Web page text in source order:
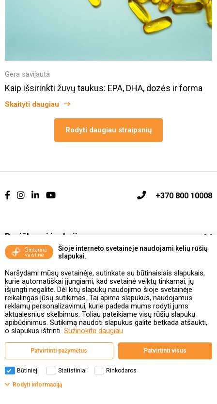
Šioje interneto svetainėje naudojami kelių rūšių
slapukai.
Naršydami mūsų svetainėje, sutinkate su būtinaisiais slapukais,
kurie automatiškai įjungiami, kad svetainė veiktų tinkamai, jų
išjungti negalite. Dėl kitų slapukų naudojimo šioje svetainėje
reikalingas jūsų sutikimas. Tai apima slapukus, naudojamus
reklamų personalizavimui, kurie padeda mums rodyti jums
aktualesnius skelbimus. Toliau pateikiame visų rūšių slapukų
apibūdinimus. Sutikimą naudoti slapukus galite betkada atšaukti,
o slapukus ištrinti. Sužinokite daugiau
Patvirtinti pažymėtus Patvirtinti visus
Būtinieji Statistiniai Rinkodaros
Rodyti informaciją
Gera savijauta
Kaip išsirinkti žuvų taukus: EPA, DHA, dozės ir forma
Skaityti daugiau
Rodyti daugiau straipsnių
+370 800 10008
Pasiūlymai ir akcijos
Vakcinavimo tvarka ir taisyklės
Kontaktai ir Karjera
Taisyklės ir politika
Valstybinė vaistų kontrolės tarnyba
prie Lietuvos Respublikos sveikatos apsaugos ministerijos
Studentų g. 45A, 08107 Vilnius | +370 5 263 9264
www.vvkt.lt | vvkt@vvkt.lt